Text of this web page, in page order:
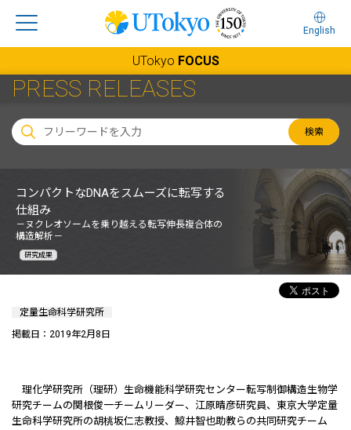
English
UTokyo FOCUS
PRESS RELEASES
検索
コンパクトなDNAをスムーズに転写する
仕組み
－ヌクレオソームを乗り越える転写伸長複合体の
構造解析－
研究成果
定量生命科学研究所
掲載日：2019年2月8日
理化学研究所（理研）生命機能科学研究センター転写制御構造生物学
研究チームの関根俊一チームリーダー、江原晴彦研究員、東京大学定量
生命科学研究所の胡桃坂仁志教授、鯨井智也助教らの共同研究チーム